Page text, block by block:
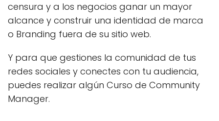
censura y a los negocios ganar un mayor
alcance y construir una identidad de marca
o Branding fuera de su sitio web.
Y para que gestiones la comunidad de tus
redes sociales y conectes con tu audiencia,
puedes realizar algún Curso de Community
Manager.